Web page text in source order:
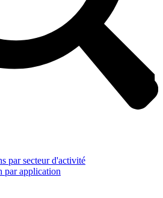
par secteur d'activité
par application